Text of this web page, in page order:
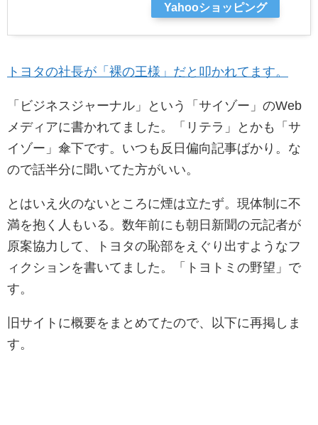
Yahooショッピング
トヨタの社長が「裸の王様」だと叩かれてます。
「ビジネスジャーナル」という「サイゾー」のWeb
メディアに書かれてました。「リテラ」とかも「サ
イゾー」傘下です。いつも反日偏向記事ばかり。な
ので話半分に聞いてた方がいい。
とはいえ火のないところに煙は立たず。現体制に不
満を抱く人もいる。数年前にも朝日新聞の元記者が
原案協力して、トヨタの恥部をえぐり出すようなフ
ィクションを書いてました。「トヨトミの野望」で
す。
旧サイトに概要をまとめてたので、以下に再掲しま
す。